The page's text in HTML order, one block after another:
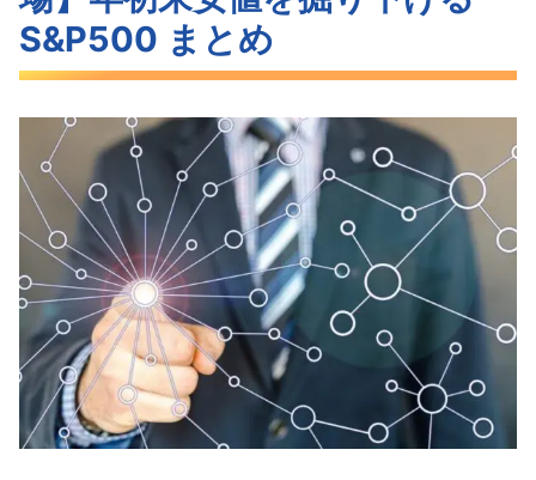
S&P500 まとめ